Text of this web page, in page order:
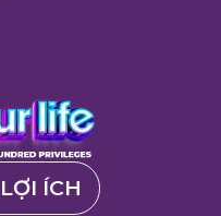
ÍCH